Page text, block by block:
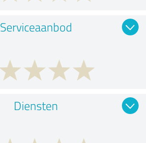
Serviceaanbod
Diensten